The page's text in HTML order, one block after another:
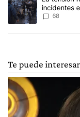
incidentes
68